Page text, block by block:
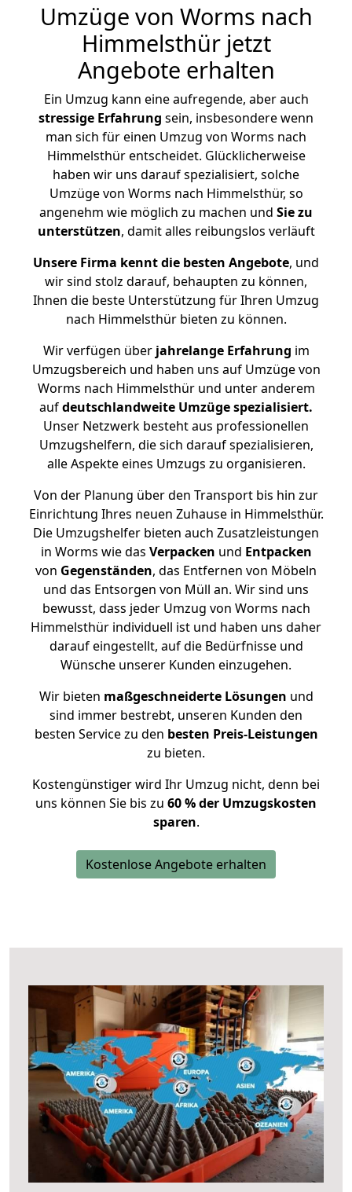
Umzüge von Worms nach
Himmelsthür jetzt
Angebote erhalten
Ein Umzug kann eine aufregende, aber auch
stressige Erfahrung sein, insbesondere wenn
man sich für einen Umzug von Worms nach
Himmelsthür entscheidet. Glücklicherweise
haben wir uns darauf spezialisiert, solche
Umzüge von Worms nach Himmelsthür, so
angenehm wie möglich zu machen und Sie zu
unterstützen, damit alles reibungslos verläuft
Unsere Firma kennt die besten Angebote, und
wir sind stolz darauf, behaupten zu können,
Ihnen die beste Unterstützung für Ihren Umzug
nach Himmelsthür bieten zu können.
Wir verfügen überjahrelange Erfahrung im
Umzugsbereich und haben uns auf Umzüge von
Worms nach Himmelsthür und unter anderem
aufdeutschlandweite Umzüge spezialisiert.
Unser Netzwerk besteht aus professionellen
Umzugshelfern, die sich darauf spezialisieren,
alle Aspekte eines Umzugs zu organisieren.
Von der Planung über den Transport bis hin zur
Einrichtung Ihres neuen Zuhause in Himmelsthür.
Die Umzugshelfer bieten auch Zusatzleistungen
in Worms wie das Verpacken und Entpacken
von Gegenständen, das Entfernen von Möbeln
und das Entsorgen von Müll an. Wir sind uns
bewusst, dass jeder Umzug von Worms nach
Himmelsthür individuell ist und haben uns daher
darauf eingestellt, auf die Bedürfnisse und
Wünsche unserer Kunden einzugehen.
Wir bieten maßgeschneiderte Lösungen und
sind immer bestrebt, unseren Kunden den
besten Service zu den besten Preis-Leistungen
zu bieten.
Kostengünstiger wird Ihr Umzug nicht, denn bei
uns können Sie bis zu 60 % der Umzugskosten
sparen.
Kostenlose Angebote erhalten